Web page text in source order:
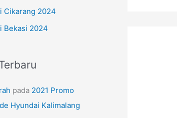
Cikarang 2024
Bekasi 2024
pada 2021 Promo
Hyundai Kalimalang